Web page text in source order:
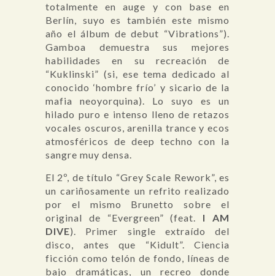
totalmente en auge y con base en
Berlín, suyo es también este mismo
año el álbum de debut “Vibrations”).
Gamboa demuestra sus mejores
habilidades en su recreación de
“Kuklinski” (si, ese tema dedicado al
conocido ‘hombre frío’ y sicario de la
mafia neoyorquina). Lo suyo es un
hilado puro e intenso lleno de retazos
vocales oscuros, arenilla trance y ecos
atmosféricos de deep techno con la
sangre muy densa.
El 2º, de título “Grey Scale Rework”, es
un cariñosamente un refrito realizado
por el mismo Brunetto sobre el
original de “Evergreen” (feat. I AM
DIVE). Primer single extraído del
disco, antes que “Kidult”. Ciencia
ficción como telón de fondo, líneas de
bajo dramáticas, un recreo donde